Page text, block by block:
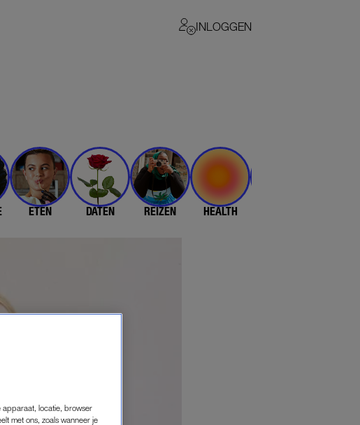
INLOGGEN
ETEN DATEN REIZEN HEALTH
apparaat, locatie, browser
met ons, zoals wanneer je